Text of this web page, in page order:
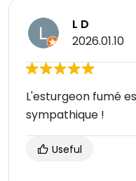
L D
2026.01.10
L'esturgeon fumé
sympathique !
Useful